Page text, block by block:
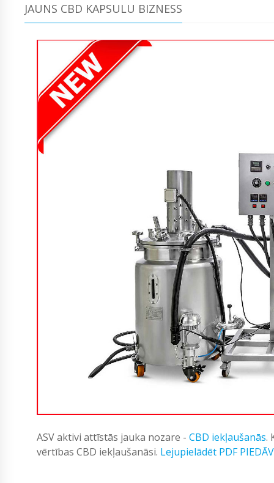
JAUNS CBD KAPSULU BIZNESS
ASV aktivi attīstās jauka nozare - CBD iekļaušanās.
vērtības CBD iekļaušanāsi. Lejupielādēt PDF